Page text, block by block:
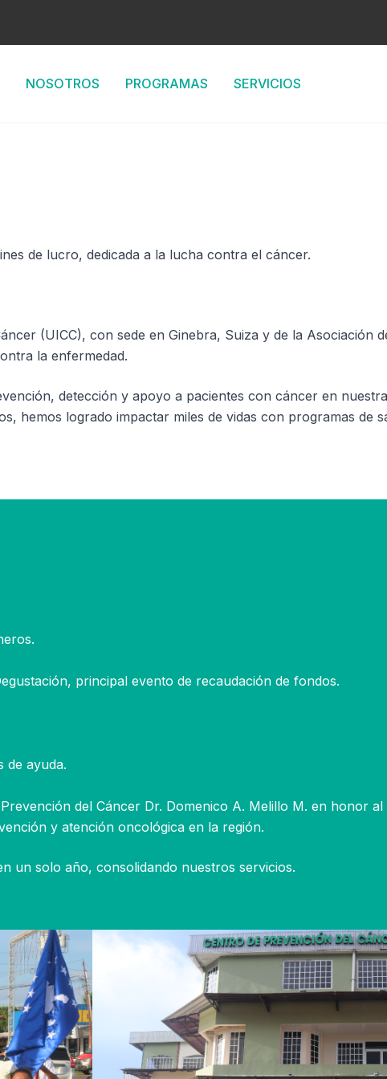
NOSOTROS PROGRAMAS SERVICIOS
de lucro, dedicada a la lucha contra el cáncer.
(UICC), con sede en Ginebra, Suiza y de la Asociación
la enfermedad.
detección y apoyo a pacientes con cáncer en
hemos logrado impactar miles de vidas con programas de
principal evento de recaudación de fondos.
de ayuda.
del Cáncer Dr. Domenico A. Melillo M. en honor
y atención oncológica en la región.
un solo año, consolidando nuestros servicios.